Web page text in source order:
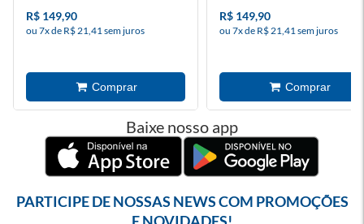
R$ 149,90
ou 7x de R$ 21,41 sem juros
R$ 149,90
ou 7x de R$ 21,41 sem juros
Baixe nosso app
PARTICIPE DE NOSSAS NEWS COM PROMOÇÕES